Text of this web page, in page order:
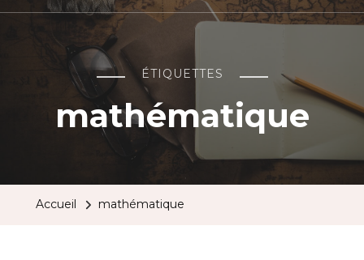
ÉTIQUETTES
mathématique
Accueil mathématique